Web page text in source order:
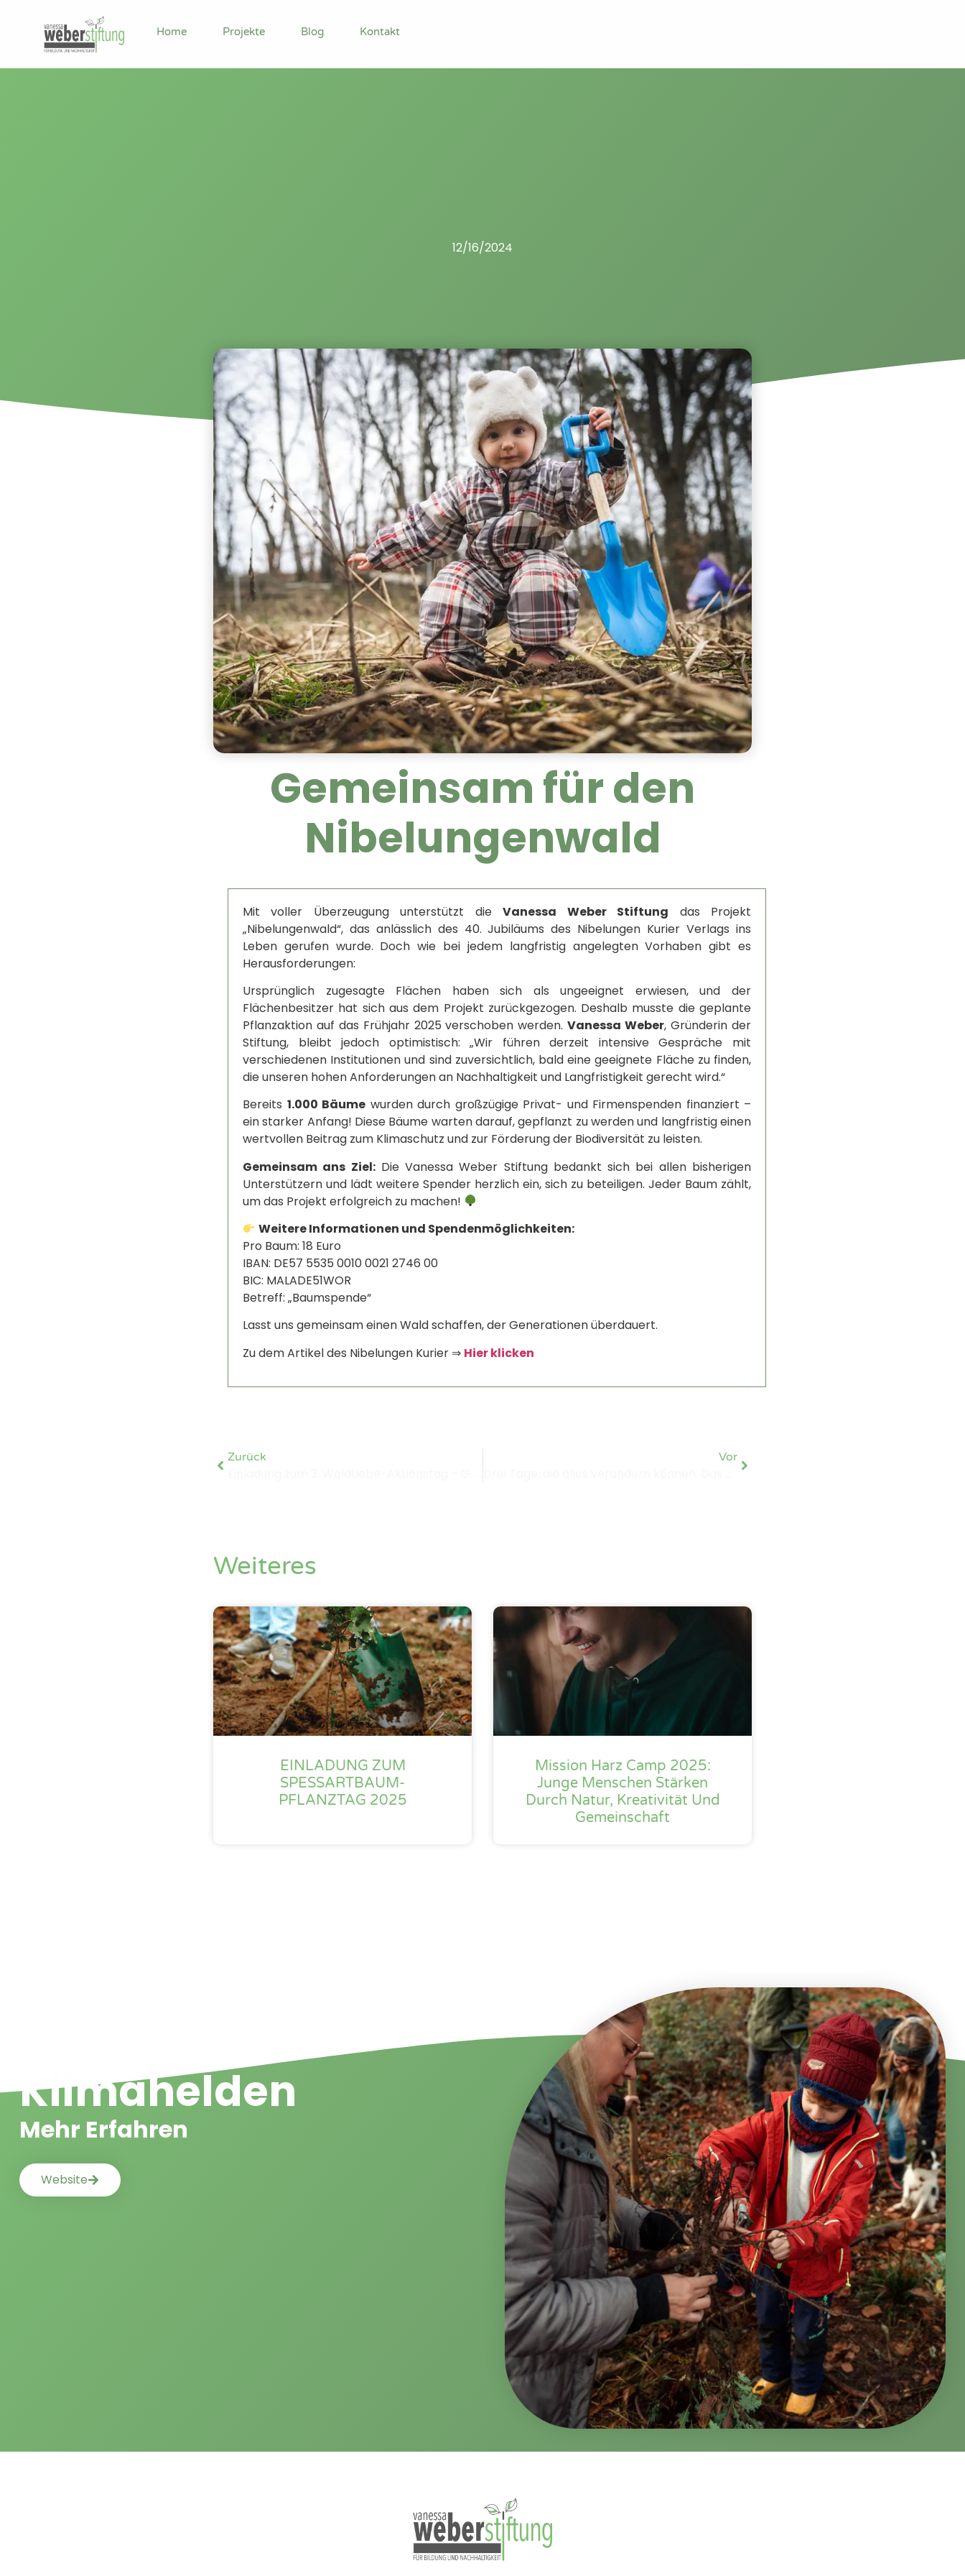
Home Projekte Blog Kontakt
12/16/2024
Gemeinsam für den
Nibelungenwald
Mit voller Überzeugung unterstützt dieVanessa Weber Stiftung das Projekt
„Nibelungenwald“, das anlässlich des 40. Jubiläums des Nibelungen Kurier Verlags ins
Leben gerufen wurde. Doch wie bei jedem langfristig angelegten Vorhaben gibt es
Herausforderungen:
Ursprünglich zugesagte Flächen haben sich als ungeeignet erwiesen, und der
Flächenbesitzer hat sich aus dem Projekt zurückgezogen. Deshalb musste die geplante
Pflanzaktion auf das Frühjahr 2025 verschoben werden.Vanessa Weber, Gründerin der
Stiftung, bleibt jedoch optimistisch: „Wir führen derzeit intensive Gespräche mit
verschiedenen Institutionen und sind zuversichtlich, bald eine geeignete Fläche zu finden,
die unseren hohen Anforderungen an Nachhaltigkeit und Langfristigkeit gerecht wird.“
Bereits 1.000 Bäume wurden durch großzügige Privat- und Firmenspenden finanziert –
ein starker Anfang! Diese Bäume warten darauf, gepflanzt zu werden und langfristig einen
wertvollen Beitrag zum Klimaschutz und zur Förderung der Biodiversität zu leisten.
Gemeinsam ans Ziel:Die Vanessa Weber Stiftung bedankt sich bei allen bisherigen
Unterstützern und lädt weitere Spender herzlich ein, sich zu beteiligen. Jeder Baum zählt,
um das Projekt erfolgreich zu machen!
Weitere Informationen und Spendenmöglichkeiten:
Pro Baum: 18 Euro
IBAN: DE57 5535 0010 0021 2746 00
BIC: MALADE51WOR
Betreff: „Baumspende“
Lasst uns gemeinsam einen Wald schaffen, der Generationen überdauert.
Zu dem Artikel des Nibelungen Kurier ⇒ Hier klicken
Zurück Vor
Weiteres
EINLADUNG ZUM
SPESSARTBAUM-
PFLANZTAG 2025
Mission Harz Camp 2025:
Junge Menschen Stärken
Durch Natur, Kreativität Und
Gemeinschaft
Klimahelden
Mehr Erfahren
Website